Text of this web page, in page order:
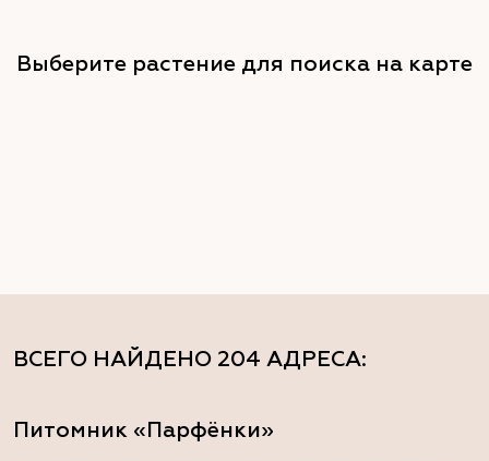
ВСЕГО НАЙДЕНО 204 АДРЕСА:
Питомник «Парфёнки»
Выберите растение для поиска на карте